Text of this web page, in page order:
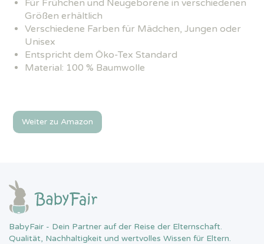
Für Frühchen und Neugeborene in verschiedenen
Größen erhältlich
Verschiedene Farben für Mädchen, Jungen oder
Unisex
Entspricht dem Öko-Tex Standard
Material: 100 % Baumwolle
Weiter zu Amazon
BabyFair - Dein Partner auf der Reise der Elternschaft.
Qualität, Nachhaltigkeit und wertvolles Wissen für Eltern.